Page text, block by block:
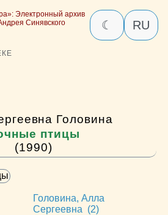
Электронный архив
Синявского
☾ RU
Головина
птицы
(1990)
Головина, Алла
Сергеевна (2)